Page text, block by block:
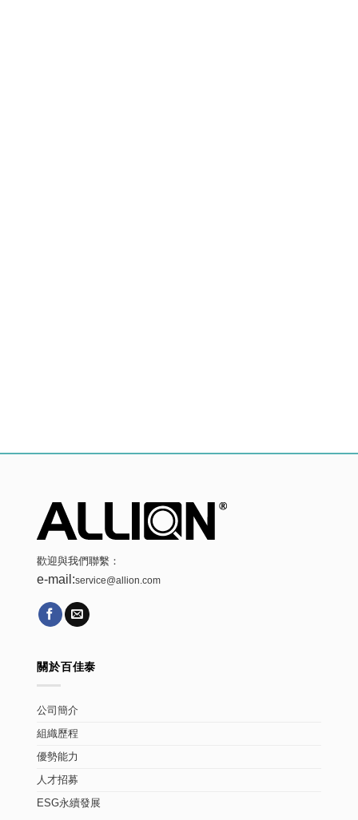
歡迎與我們聯繫：
e-mail:service@allion.com
關於百佳泰
公司簡介
組織歷程
優勢能力
人才招募
ESG永續發展